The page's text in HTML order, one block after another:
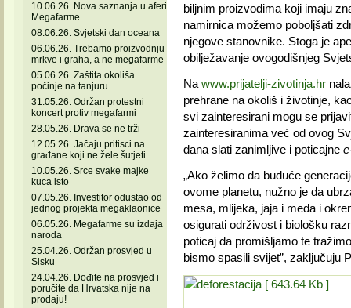
10.06.26. Nova saznanja u aferi
Megafarme
08.06.26. Svjetski dan oceana
06.06.26. Trebamo proizvodnju
mrkve i graha, a ne megafarme
05.06.26. Zaštita okoliša
počinje na tanjuru
31.05.26. Održan protestni
koncert protiv megafarmi
28.05.26. Drava se ne trži
12.05.26. Jačaju pritisci na
građane koji ne žele šutjeti
10.05.26. Srce svake majke
kuca isto
07.05.26. Investitor odustao od
jednog projekta megaklaonice
06.05.26. Megafarme su izdaja
naroda
25.04.26. Održan prosvjed u
Sisku
24.04.26. Dođite na prosvjed i
poručite da Hrvatska nije na
prodaju!
biljnim proizvodima koji imaju
namirnica možemo poboljšati
njegove stanovnike. Stoga je
obilježavanje ovogodišnjeg
Na www.prijatelji-zivotinja.hr
prehrane na okoliš i životinje,
svi zainteresirani mogu se
zainteresiranima već od ovog
dana slati zanimljive i poticajne
„Ako želimo da buduće
ovome planetu, nužno je da
mesa, mlijeka, jaja i meda i
osigurati održivost i biološku
poticaj da promišljamo te
bismo spasili svijet”, zaključuju